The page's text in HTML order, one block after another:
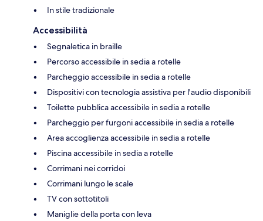
In stile tradizionale
Accessibilità
Segnaletica in braille
Percorso accessibile in sedia a rotelle
Parcheggio accessibile in sedia a rotelle
Dispositivi con tecnologia assistiva per l'audio disponibili
Toilette pubblica accessibile in sedia a rotelle
Parcheggio per furgoni accessibile in sedia a rotelle
Area accoglienza accessibile in sedia a rotelle
Piscina accessibile in sedia a rotelle
Corrimani nei corridoi
Corrimani lungo le scale
TV con sottotitoli
Maniglie della porta con leva